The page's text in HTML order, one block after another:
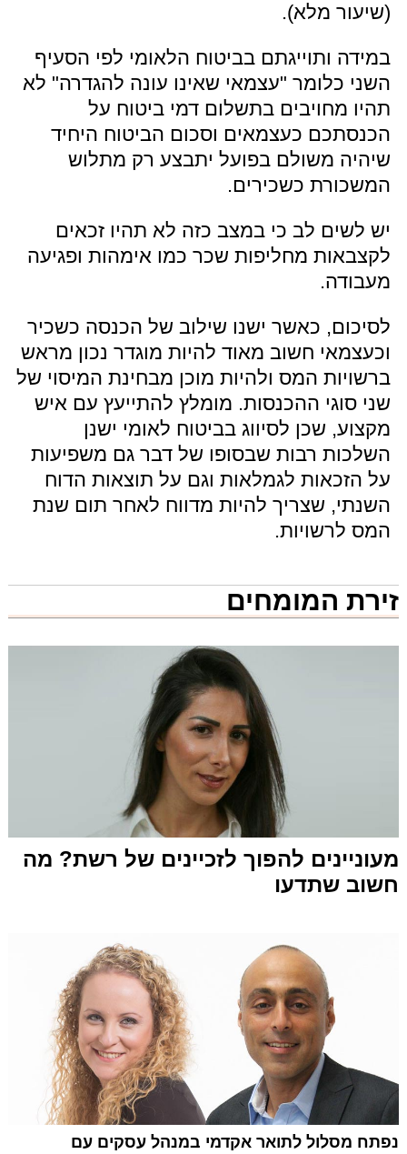
(שיעור מלא).
במידה ותוייגתם בביטוח הלאומי לפי הסעיף
השני כלומר "עצמאי שאינו עונה להגדרה" לא
תהיו מחויבים בתשלום דמי ביטוח על
הכנסתכם כעצמאים וסכום הביטוח היחיד
שיהיה משולם בפועל יתבצע רק מתלוש
המשכורת כשכירים.
יש לשים לב כי במצב כזה לא תהיו זכאים
לקצבאות מחליפות שכר כמו אימהות ופגיעה
מעבודה.
לסיכום, כאשר ישנו שילוב של הכנסה כשכיר
וכעצמאי חשוב מאוד להיות מוגדר נכון מראש
ברשויות המס ולהיות מוכן מבחינת המיסוי של
שני סוגי ההכנסות. מומלץ להתייעץ עם איש
מקצוע, שכן לסיווג בביטוח לאומי ישנן
השלכות רבות שבסופו של דבר גם משפיעות
על הזכאות לגמלאות וגם על תוצאות הדוח
השנתי, שצריך להיות מדווח לאחר תום שנת
המס לרשויות.
זירת המומחים
מעוניינים להפוך לזכיינים של רשת? מה
חשוב שתדעו
נפתח מסלול לתואר אקדמי במנהל עסקים עם